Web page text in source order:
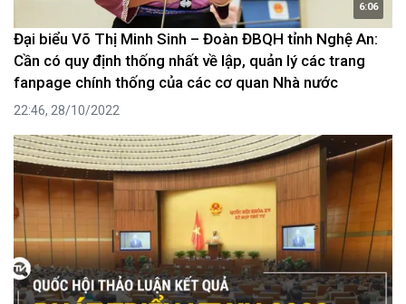
6:06
Đại biểu Võ Thị Minh Sinh – Đoàn ĐBQH tỉnh Nghệ An:
Cần có quy định thống nhất về lập, quản lý các trang
fanpage chính thống của các cơ quan Nhà nước
22:46, 28/10/2022